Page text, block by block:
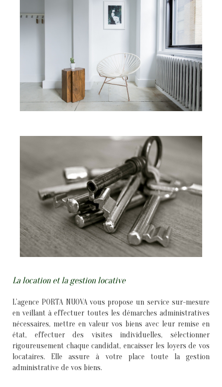
La location et la gestion locative
L’agence PORTA NUOVA vous propose un service sur-mesure
en veillant à effectuer toutes les démarches administratives
nécessaires, mettre en valeur vos biens avec leur remise en
état, effectuer des visites individuelles, sélectionner
rigoureusement chaque candidat, encaisser les loyers de vos
locataires. Elle assure à votre place toute la gestion
administrative de vos biens.